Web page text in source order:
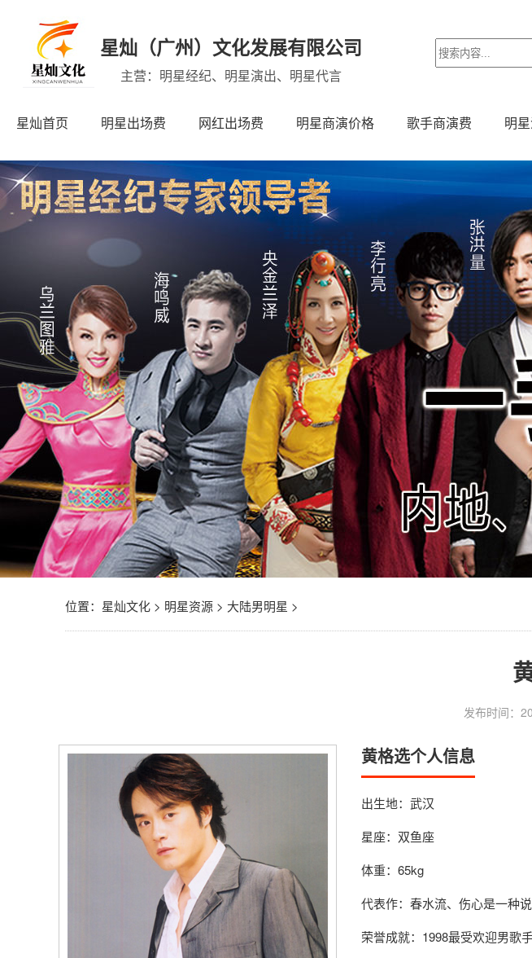
星灿（广州）文化发展有限公司
主营：明星经纪、明星演出、明星代言
星灿首页 明星出场费 网红出场费 明星商演价格 歌手商演费 明
位置： 星灿文化> 明星资源> 大陆男明星 >
发布时间：
黄格选个人信息
出生地：武汉
星座：双鱼座
体重：65kg
代表作：春水流、伤心是一种
荣誉成就：1998最受欢迎男歌